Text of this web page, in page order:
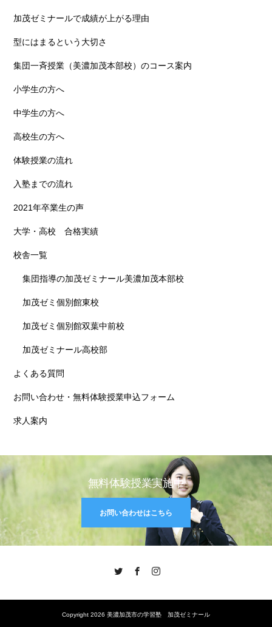
加茂ゼミナールで成績が上がる理由
型にはまるという大切さ
集団一斉授業（美濃加茂本部校）のコース案内
小学生の方へ
中学生の方へ
高校生の方へ
体験授業の流れ
入塾までの流れ
2021年卒業生の声
大学・高校 合格実績
校舎一覧
集団指導の加茂ゼミナール美濃加茂本部校
加茂ゼミ個別館東校
加茂ゼミ個別館双葉中前校
加茂ゼミナール高校部
よくある質問
お問い合わせ・無料体験授業申込フォーム
求人案内
無料体験授業実施中
お問い合わせはこちら
Twitter Facebook
Copyright 2026 美濃加茂市の学習塾 加茂ゼミナール